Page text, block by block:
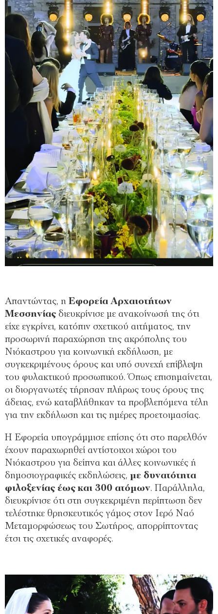
Απαντώντας, η Εφορεία Αρχαιοτήτων
Μεσσηνίας διευκρίνισε με ανακοίνωσή της ότι
είχε εγκρίνει, κατόπιν σχετικού αιτήματος, την
προσωρινή παραχώρηση της ακρόπολης του
Νιόκαστρου για κοινωνική εκδήλωση, με
συγκεκριμένους όρους και υπό συνεχή επίβλεψη
του φυλακτικού προσωπικού. Όπως επισημαίνεται,
οι διοργανωτές τήρησαν πλήρως τους όρους της
άδειας, ενώ καταβλήθηκαν τα προβλεπόμενα τέλη
για την εκδήλωση και τις ημέρες προετοιμασίας.
Η Εφορεία υπογράμμισε επίσης ότι στο παρελθόν
έχουν παραχωρηθεί αντίστοιχοι χώροι του
Νιόκαστρου για δείπνα και άλλες κοινωνικές ή
δημοσιογραφικές εκδηλώσεις, με δυνατότητα
φιλοξενίας έως και 300 ατόμων. Παράλληλα,
διευκρίνισε ότι στη συγκεκριμένη περίπτωση δεν
τελέστηκε θρησκευτικός γάμος στον Ιερό Ναό
Μεταμορφώσεως του Σωτήρος, απορρίπτοντας
έτσι τις σχετικές αναφορές.